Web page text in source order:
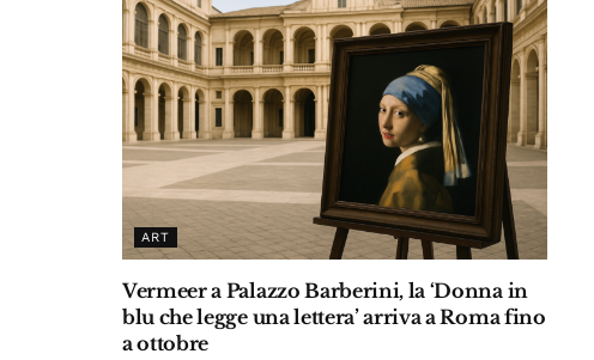
ART
Vermeer a Palazzo Barberini, la ‘Donna in
blu che legge una lettera’ arriva a Roma fino
a ottobre